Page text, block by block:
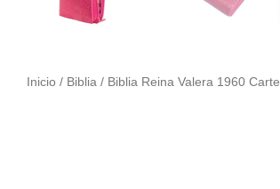
Inicio / Biblia / Biblia Reina Valera 1960